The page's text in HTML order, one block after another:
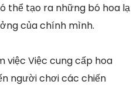
thể tạo ra những bó hoa lạ
của chính mình.
việc Việc cung cấp hoa
người chơi các chiến